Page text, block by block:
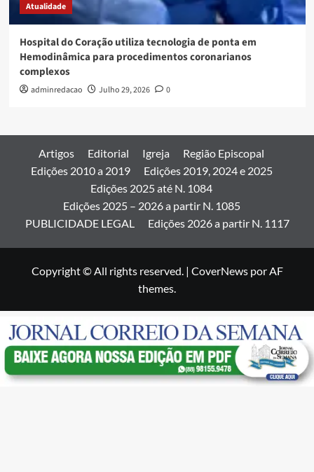
Atualidade
Hospital do Coração utiliza tecnologia de ponta em
Hemodinâmica para procedimentos coronarianos
complexos
adminredacao Julho 29, 2026 0
Artigos Editorial Igreja
Região Episcopal
Edições 2010 a 2019
Edições 2019, 2024 e 2025
Edições 2025 até N. 1084
Edições 2025 – 2026 a partir N. 1085
PUBLICIDADE LEGAL
Edições 2026 a partir N. 1117
Copyright © All rights reserved. | CoverNewspor AF
themes.